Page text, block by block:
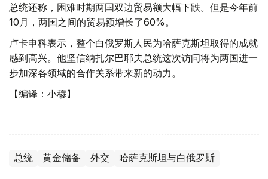
总统还称，困难时期两国双边贸易额大幅下跌。但是今年前
10月，两国之间的贸易额增长了60%。
卢卡申科表示，整个白俄罗斯人民为哈萨克斯坦取得的成就
感到高兴。他坚信纳扎尔巴耶夫总统这次访问将为两国进一
步加深各领域的合作关系带来新的动力。
【编译：小穆】
总统 黄金储备 外交 哈萨克斯坦与白俄罗斯